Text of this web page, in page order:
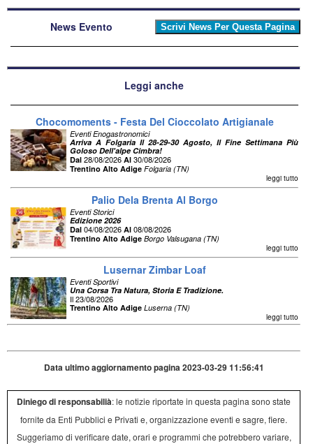
News Evento
Leggi anche
Chocomoments - Festa Del Cioccolato Artigianale
Eventi Enogastronomici
Arriva A Folgaria Il 28-29-30 Agosto, Il Fine Settimana Più
Goloso Dell'alpe Cimbra!
Dal 28/08/2026 Al 30/08/2026
Trentino Alto Adige Folgaria (TN)
leggi tutto
Palio Dela Brenta Al Borgo
Eventi Storici
Edizione 2026
Dal 04/08/2026 Al 08/08/2026
Trentino Alto Adige Borgo Valsugana (TN)
leggi tutto
Lusernar Zimbar Loaf
Eventi Sportivi
Una Corsa Tra Natura, Storia E Tradizione.
Il 23/08/2026
Trentino Alto Adige Luserna (TN)
leggi tutto
Data ultimo aggiornamento pagina 2023-03-29 11:56:41
Diniego di responsabilià: le notizie riportate in questa pagina sono state
fornite da Enti Pubblici e Privati e, organizzazione eventi e sagre, fiere.
Suggeriamo di verificare date, orari e programmi che potrebbero variare,